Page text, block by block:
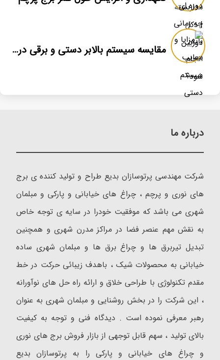
مقایسه سیستم بالابر دستی و برقی در برج پرچم
درباره ما
شرکت مهندسی پرتوسازان بدیع طراح و تولید کننده ی برج
های نوری و پرچم ، چراغ های خیابانی و پارکی و مبلمان
شهری می باشد که موفقیت خودرا در سایه ی توجه خاص
به نقش مهم عنصر فضا در مراکز مدرن شهری و همچنین
تبدیل تیربرق ها و چراغ برق ها و مبلمان شهری ساده
خیابانی به محصولات شیک ، باهدف زیبائی حرکت در خط
مقدم تکنولوژی با طراحی خلاق و ارائه راه حل های نوآورانه
، این شرکت را در بخش روشنایی و مبلمان شهری به عنوان
رهبر معرفی نموده است . دیدگاه فنی و توجه به کیفیت
بالای تولید ، سهم قابل توجهی از بازار فروش برج های نوری
و چراغ های خیابانی و پارکی را به پرتوسازان بدیع